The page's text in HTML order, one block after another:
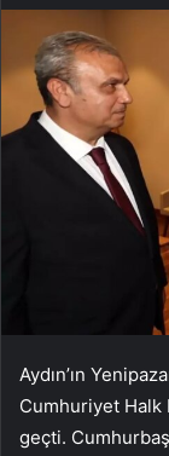
Aydın’ın
Cumhuriyet Halk
geçti.